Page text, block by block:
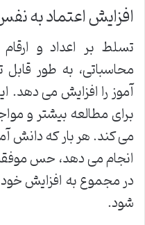
افزایش اعتماد به
تسلط بر اعداد و
محاسباتی، به طور
آموز را افزایش می دهد.
برای مطالعه بیشتر و
می کند. هر بار که دانش
انجام می دهد، حس
در مجموع به افزایش
شود.